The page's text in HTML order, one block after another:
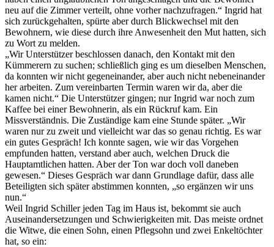
neu auf die Zimmer verteilt, ohne vorher nachzufragen.“ Ingrid hat
sich zurückgehalten, spürte aber durch Blickwechsel mit den
Bewohnern, wie diese durch ihre Anwesenheit den Mut hatten, sich
zu Wort zu melden.
„Wir Unterstützer beschlossen danach, den Kontakt mit den
Kümmerern zu suchen; schließlich ging es um dieselben Menschen,
da konnten wir nicht gegeneinander, aber auch nicht nebeneinander
her arbeiten. Zum vereinbarten Termin waren wir da, aber die
kamen nicht.“ Die Unterstützer gingen; nur Ingrid war noch zum
Kaffee bei einer Bewohnerin, als ein Rückruf kam. Ein
Missverständnis. Die Zuständige kam eine Stunde später. „Wir
waren nur zu zweit und vielleicht war das so genau richtig. Es war
ein gutes Gespräch! Ich konnte sagen, wie wir das Vorgehen
empfunden hatten, verstand aber auch, welchen Druck die
Hauptamtlichen hatten. Aber der Ton war doch voll daneben
gewesen.“ Dieses Gespräch war dann Grundlage dafür, dass alle
Beteiligten sich später abstimmen konnten, „so ergänzen wir uns
nun.“
Weil Ingrid Schiller jeden Tag im Haus ist, bekommt sie auch
Auseinandersetzungen und Schwierigkeiten mit. Das meiste ordnet
die Witwe, die einen Sohn, einen Pflegsohn und zwei Enkeltöchter
hat, so ein: